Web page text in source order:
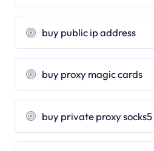
buy public ip address
buy proxy magic cards
buy private proxy socks5